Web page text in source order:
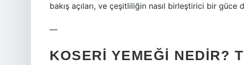
bakış açıları, ve çeşitliliğin nasıl birleştirici bir güce
—
KOSERI YEMEĞI NEDIR?